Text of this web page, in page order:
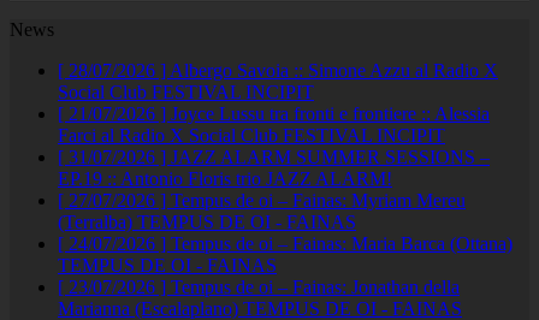
News
[ 28/07/2026 ] Albergo Savoia :: Simone Azzu al Radio X
Social Club FESTIVAL INCIPIT
[ 21/07/2026 ] Joyce Lussu tra fronti e frontiere :: Alessia
Farci al Radio X Social Club FESTIVAL INCIPIT
[ 31/07/2026 ] JAZZ ALARM SUMMER SESSIONS –
EP.19 :: Antonio Floris trio JAZZ ALARM!
[ 27/07/2026 ] Tempus de oi – Fainas: Myriam Mereu
(Terralba) TEMPUS DE OI - FAINAS
[ 24/07/2026 ] Tempus de oi – Fainas: Maria Barca (Ottana)
TEMPUS DE OI - FAINAS
[ 23/07/2026 ] Tempus de oi – Fainas: Jonathan della
Marianna (Escalaplano) TEMPUS DE OI - FAINAS